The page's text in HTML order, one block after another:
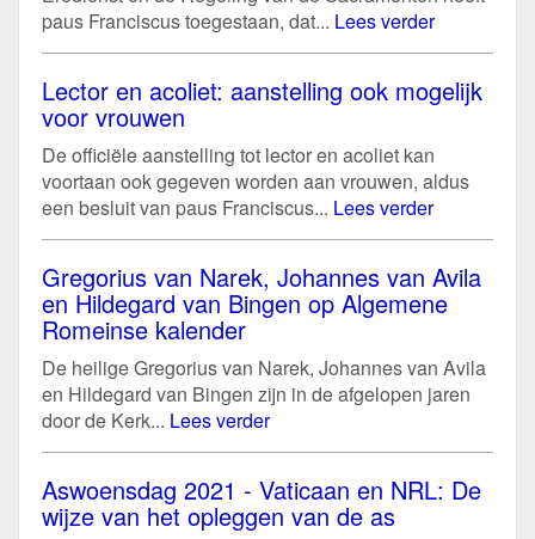
paus Franciscus toegestaan, dat... Lees verder
Lector en acoliet: aanstelling ook mogelijk
voor vrouwen
De officiële aanstelling tot lector en acoliet kan
voortaan ook gegeven worden aan vrouwen, aldus
een besluit van paus Franciscus... Lees verder
Gregorius van Narek, Johannes van Avila
en Hildegard van Bingen op Algemene
Romeinse kalender
De heilige Gregorius van Narek, Johannes van Avila
en Hildegard van Bingen zijn in de afgelopen jaren
door de Kerk... Lees verder
Aswoensdag 2021 - Vaticaan en NRL: De
wijze van het opleggen van de as